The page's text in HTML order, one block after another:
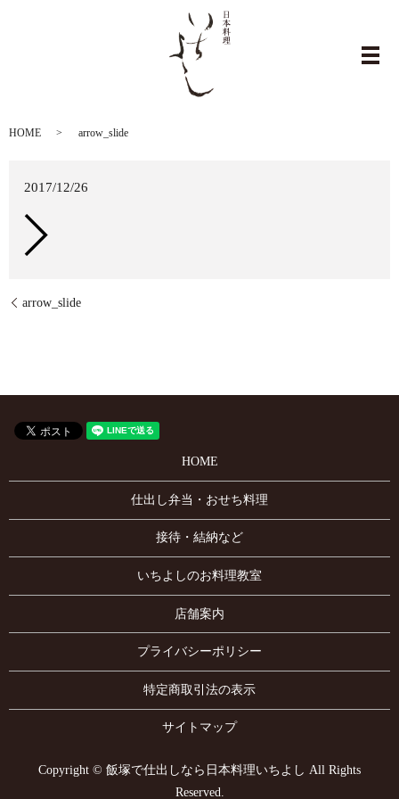
メ
arrow_slide
HOME arrow_slide
2017/12/26
arrow_slide
HOME
仕出し弁当・おせち料理
接待・結納など
いちよしのお料理教室
店舗案内
プライバシーポリシー
特定商取引法の表示
サイトマップ
Copyright © 飯塚で仕出しなら日本料理いちよし All Rights
Reserved.